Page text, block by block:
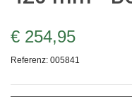
€ 254,95
Referenz: 005841